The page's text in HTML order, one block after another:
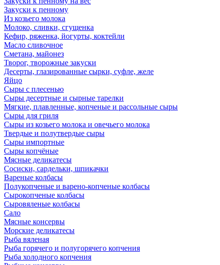
Закуски к пенному
Из козьего молока
Молоко, сливки, сгущенка
Кефир, ряженка, йогурты, коктейли
Масло сливочное
Сметана, майонез
Творог, творожные закуски
Десерты, глазированные сырки, суфле, желе
Яйцо
Сыры с плесенью
Сыры десертные и сырные тарелки
Мягкие, плавленные, копченые и рассольные сыры
Сыры для гриля
Сыры из козьего молока и овечьего молока
Твердые и полутвердые сыры
Сыры импортные
Сыры копчёные
Мясные деликатесы
Сосиски, сардельки, шпикачки
Вареные колбасы
Полукопченые и варено-копченые колбасы
Сырокопченые колбасы
Сыровяленые колбасы
Сало
Мясные консервы
Морские деликатесы
Рыба вяленая
Рыба горячего и полугорячего копчения
Рыба холодного копчения